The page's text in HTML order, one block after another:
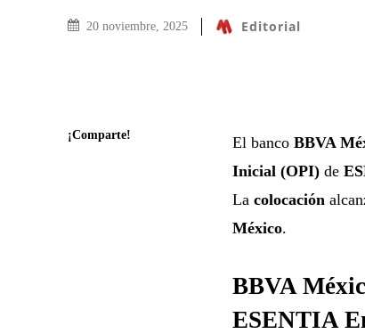
20 noviembre, 2025 Editorial
¡Comparte! El banco BBVA
Inicial (OPI)de
La colocación
México.
BBVA
ESENTIA